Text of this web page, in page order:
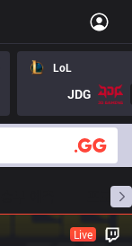
LoL
JDG
프로빌
Live